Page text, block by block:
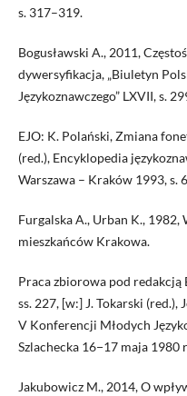
s. 317–319.
Bogusławski A., 2011,
dywersyfikacja, „Biuletyn
Językoznawczego” LXVII, s.
EJO: K. Polański, Zmiana
(red.), Encyklopedia
Warszawa – Kraków 1993, s.
Furgalska A., Urban K.,
mieszkańców Krakowa.
Praca zbiorowa pod redakcją
ss. 227, [w:] J. Tokarski
V Konferencji Młodych
Szlachecka 16−17 maja 1980
Jakubowicz M., 2014, O